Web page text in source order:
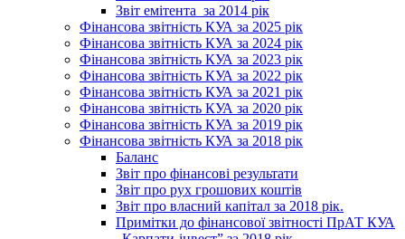
Звіт емітента_за 2014 рік
Фінансова звітність КУА за 2025 рік
Фінансова звітність КУА за 2024 рік
Фінансова звітність КУА за 2023 рік
Фінансова звітність КУА за 2022 рік
Фінансова звітність КУА за 2021 рік
Фінансова звітність КУА за 2020 рік
Фінансова звітність КУА за 2019 рік
Фінансова звітність КУА за 2018 рік
Баланс
Звіт про фінансові результати
Звіт про рух грошових коштів
Звіт про власний капітал за 2018 рік.
Примітки до фінансової звітності ПрАТ КУА